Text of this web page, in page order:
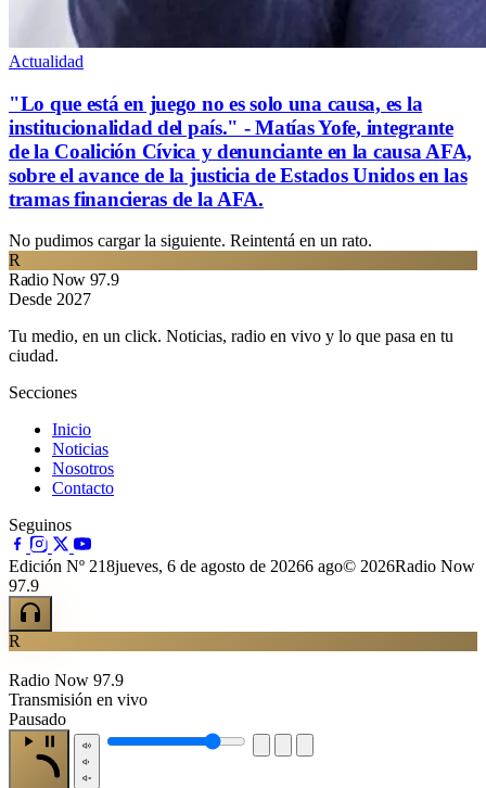
Actualidad
"Lo que está en juego no es solo una causa, es la
institucionalidad del país." - Matías Yofe, integrante
de la Coalición Cívica y denunciante en la causa AFA,
sobre el avance de la justicia de Estados Unidos en las
tramas financieras de la AFA.
No pudimos cargar la siguiente. Reintentá en un rato.
R
Radio Now 97.9
Desde 2027
Tu medio, en un click. Noticias, radio en vivo y lo que pasa en tu
ciudad.
Secciones
Inicio
Noticias
Nosotros
Contacto
Seguinos
Edición Nº 218jueves, 6 de agosto de 20266 ago© 2026Radio Now
97.9
R
Radio Now 97.9
Transmisión en vivo
Pausado